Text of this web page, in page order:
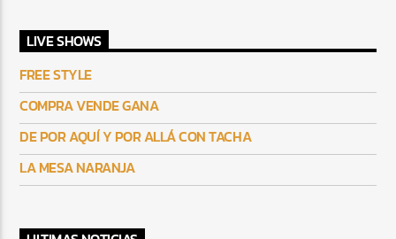
LIVE SHOWS
FREE STYLE
COMPRA VENDE GANA
DE POR AQUÍ Y POR ALLÁ CON TACHA
LA MESA NARANJA